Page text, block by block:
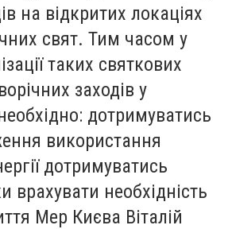
на відкритих локаціях
свят. Тим часом у
таких святкових
заходів у
дотримуватись
використання
дотримуватись
врахувати необхідність
Мер Києва Віталій